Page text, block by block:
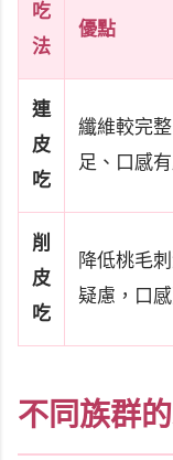
吃
法
優點
連
皮
吃
纖維較完
足、口感有
削
皮
吃
降低桃毛
疑慮，口
不同族群